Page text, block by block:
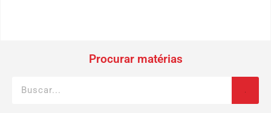
Procurar matérias